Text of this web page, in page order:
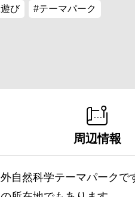
び #テーマパーク
周辺情報
自然科学テーマパークで